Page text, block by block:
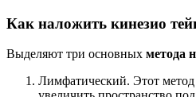
Как наложить кинезио
Выделяют три основных метода
Лимфатический. Этот